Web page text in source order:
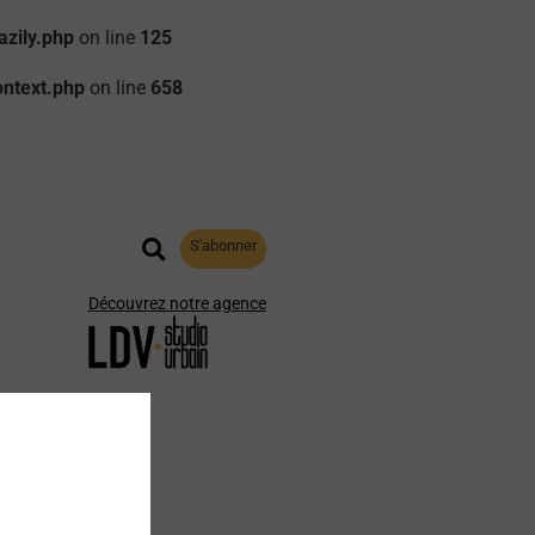
on line 125
on line 658
S'abonner
Découvrez notre agence